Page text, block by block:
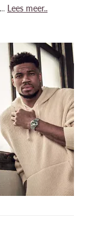
.. ​Lees meer..